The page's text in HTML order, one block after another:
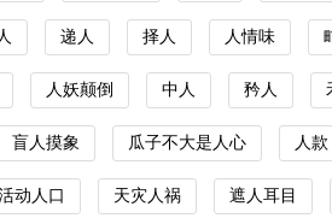
递人 择人 人情味
人妖颠倒 中人 矜人
盲人摸象 瓜子不大是人心 人款
动人口 天灾人祸 遮人耳目